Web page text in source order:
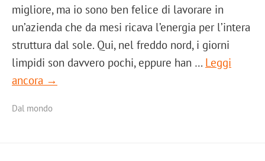
migliore, ma io sono ben felice di lavorare in
un’azienda che da mesi ricava l’energia per l’intera
struttura dal sole. Qui, nel freddo nord, i giorni
limpidi son davvero pochi, eppure han … Leggi
ancora →
Dal mondo